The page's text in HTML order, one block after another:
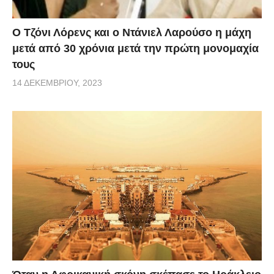
Ο Τζόνι Λόρενς και ο Ντάνιελ Λαρούσο η μάχη
μετά από 30 χρόνια μετά την πρώτη μονομαχία
τους
14 ΔΕΚΕΜΒΡΊΟΥ, 2023